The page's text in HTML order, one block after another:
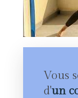
Vous
d'un